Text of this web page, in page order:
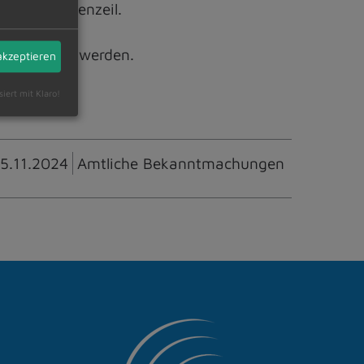
Langenzeil.
werden.
Amtliche Bekanntmachungen
mit Klaro!